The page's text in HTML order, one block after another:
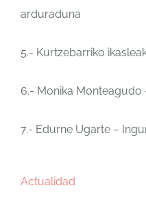
arduraduna
5.- Kurtzebarriko
6.- Monika Monteagudo
7.- Edurne Ugarte –
Actualidad